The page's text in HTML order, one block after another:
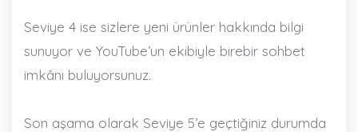
Seviye 4 ise sizlere yeni ürünler hakkında bilgi
sunuyor ve YouTube’un ekibiyle birebir sohbet
imkânı buluyorsunuz.
Son aşama olarak Seviye 5’e geçtiğiniz durumda